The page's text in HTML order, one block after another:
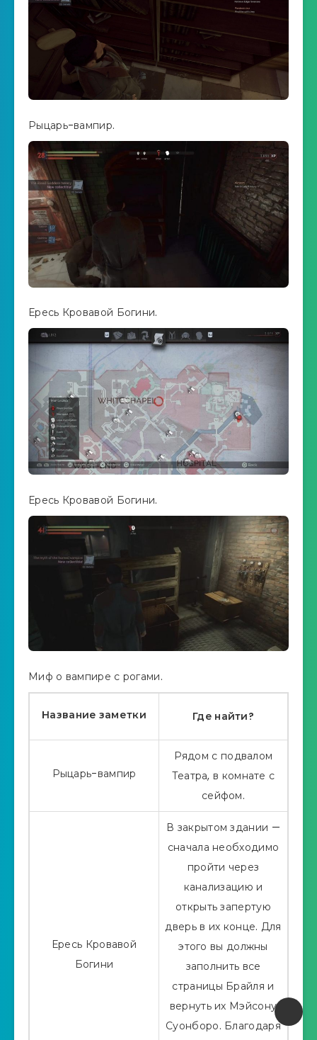
Рыцарь-вампир.
Ересь Кровавой Богини.
Ересь Кровавой Богини.
Миф о вампире с рогами.
Название заметки Где найти?
Рыцарь-вампир
Рядом с подвалом
Театра, в комнате с
сейфом.
Ересь Кровавой
Богини
В закрытом здании —
сначала необходимо
пройти через
канализацию и
открыть запертую
дверь в их конце. Для
этого вы должны
заполнить все
страницы Брайля и
вернуть их Мэйсону
Суонборо. Благодаря